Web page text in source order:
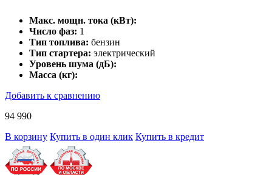
Макс. мощн. тока (кВт):
Число фаз: 1
Тип топлива: бензин
Тип стартера: электрический
Уровень шума (дБ):
Масса (кг):
Добавить к сравнению
94 990
В корзину Купить в один клик Купить в кредит